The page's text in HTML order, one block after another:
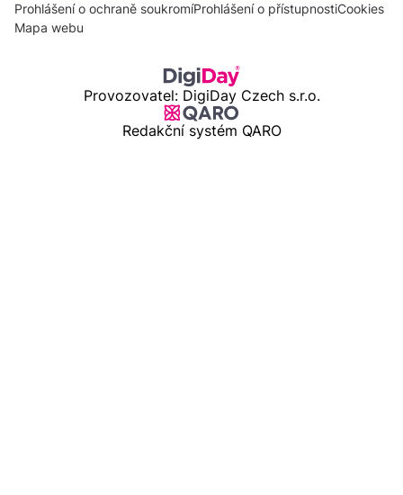
Prohlášení o ochraně soukromíProhlášení o přístupnostiCookies
Mapa webu
Provozovatel: DigiDay Czech s.r.o.
Redakční systém QARO